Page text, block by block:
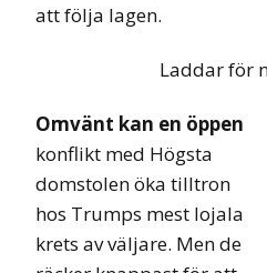
att följa lagen.
Laddar för
Omvänt kan en öppen
konflikt med Högsta
domstolen öka tilltron
hos Trumps mest lojala
krets av väljare. Men de